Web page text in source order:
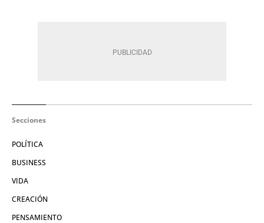
Secciones
POLÍTICA
BUSINESS
VIDA
CREACIÓN
PENSAMIENTO